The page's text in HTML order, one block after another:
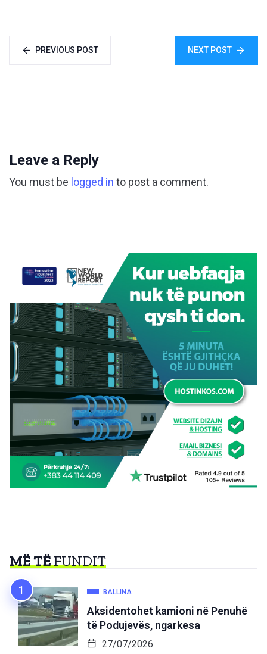
PREVIOUS POST NEXT POST
Leave a Reply
You must be logged in to post a comment.
MË TËFUNDIT
BALLINA
Aksidentohet kamioni në Penuhë
të Podujevës, ngarkesa
27/07/2026